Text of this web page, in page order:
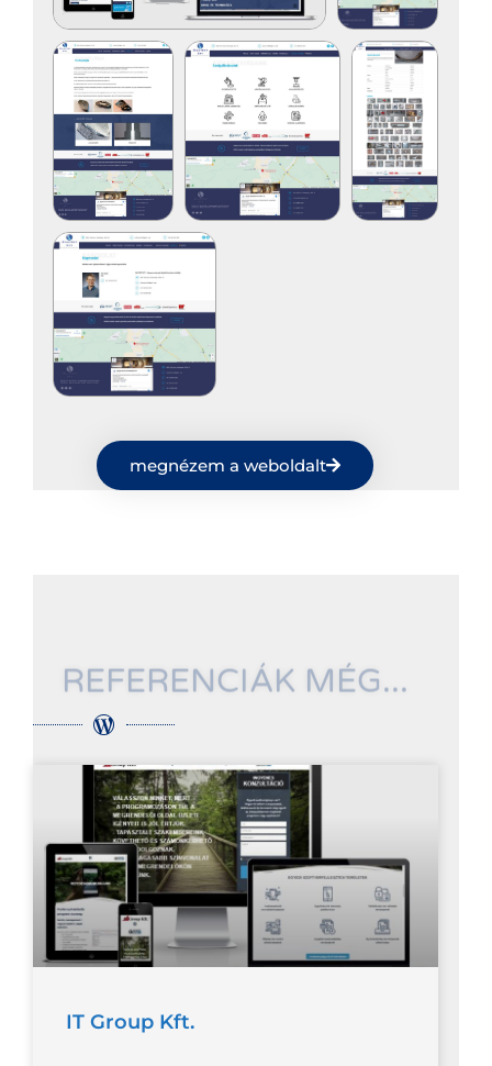
megnézem a weboldalt
REFERENCIÁK MÉG...
IT Group Kft.